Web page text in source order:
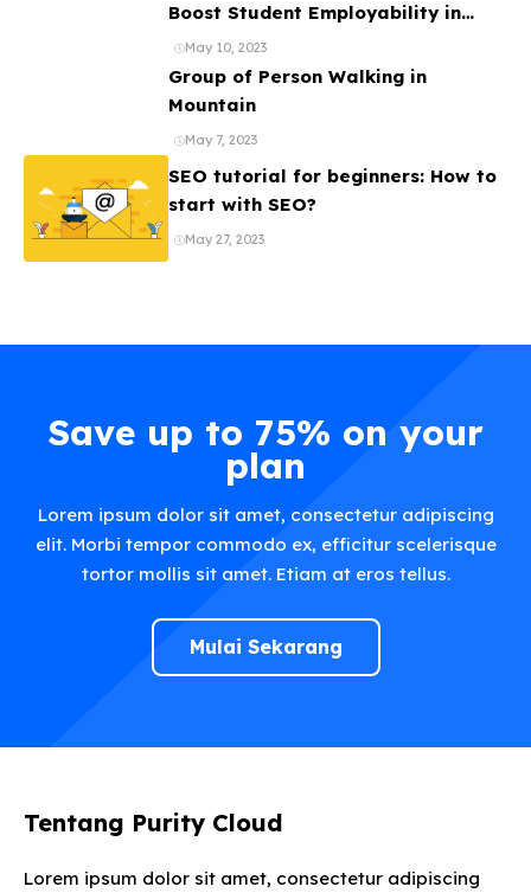
Boost Student Employability in
2024
May 10, 2023
Group of Person Walking in
Mountain
May 7, 2023
SEO tutorial for beginners: How to
start with SEO?
May 27, 2023
Save up to 75% on your
plan
Lorem ipsum dolor sit amet, consectetur adipiscing
elit. Morbi tempor commodo ex, efficitur scelerisque
tortor mollis sit amet. Etiam at eros tellus.
Mulai Sekarang
Tentang Purity Cloud
Lorem ipsum dolor sit amet, consectetur adipiscing